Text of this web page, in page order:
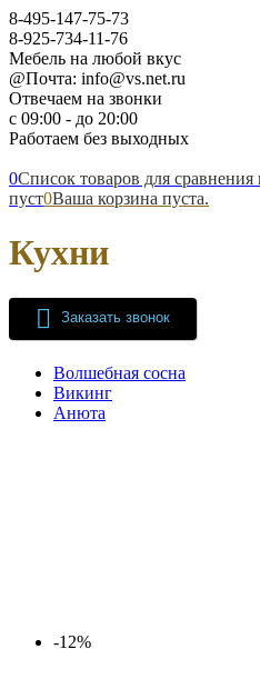
8-495-147-75-73
8-925-734-11-76
Мебель на любой вкус
@Почта: info@vs.net.ru
Отвечаем на звонки
с 09:00 - до 20:00
Работаем без выходных
0Список товаров для сравнения
пуст0Ваша корзина пуста.
Кухни
Заказать звонок
Волшебная сосна
Викинг
Анюта
-12%